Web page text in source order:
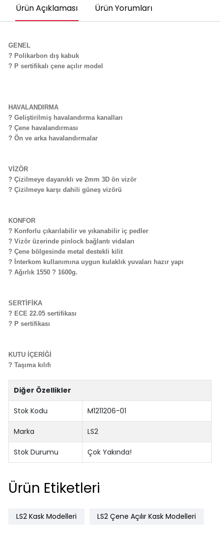
Ürün Açıklaması Ürün Yorumları
GENEL
? Polikarbon dış kabuk
? P sertifikalı çene açılır model
HAVALANDIRMA
? Geliştirilmiş havalandırma kanalları
? Çene havalandırması
? Ön ve arka havalandırmalar
VİZÖR
? Çizilmeye dayanıklı ve 2mm 3D ön vizör
? Çizilmeye karşı dahili güneş vizörü
KONFOR
? Konforlu çıkarılabilir ve yıkanabilir iç pedler
? Vizör üzerinde pinlock bağlantı vidaları
? Çene bölgesinde metal destekli kilit
? İnterkom kullanımına uygun kulaklık yuvaları hazır yapı
? Ağırlık 1550 ? 1600g.
SERTİFİKA
? ECE 22.05 sertifikası
? P sertifikası
KUTU İÇERİĞİ
? Taşıma kılıfı
Diğer Özellikler
Stok Kodu M1211206-01
Marka LS2
Stok Durumu Çok Yakında!
Ürün Etiketleri
LS2 Kask Modelleri LS2 Çene Açılır Kask Modelleri